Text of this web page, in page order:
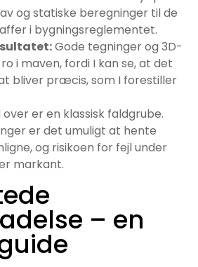
og statiske beregninger til de
i bygningsreglementet.
Gode tegninger og 3D-
i maven, fordi I kan se, at det
bliver præcis, som I forestiller
er en klassisk faldgrube.
er det umuligt at hente
og risikoen for fejl under
markant.
– en